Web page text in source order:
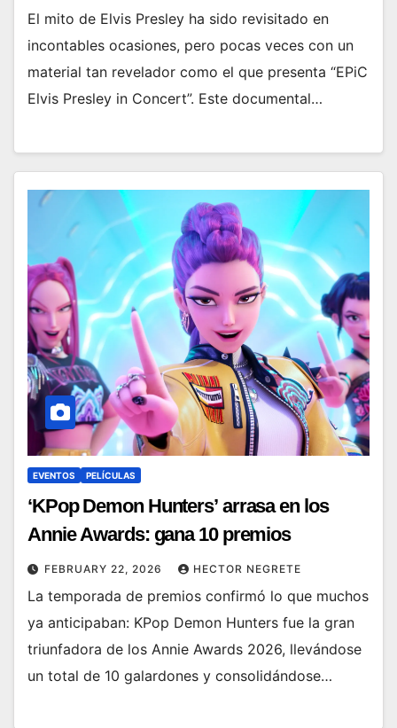
El mito de Elvis Presley ha sido revisitado en
incontables ocasiones, pero pocas veces con un
material tan revelador como el que presenta “EPiC
Elvis Presley in Concert”. Este documental…
EVENTOS PELÍCULAS
‘KPop Demon Hunters’ arrasa en los
Annie Awards: gana 10 premios
FEBRUARY 22, 2026 HECTOR NEGRETE
La temporada de premios confirmó lo que muchos
ya anticipaban: KPop Demon Hunters fue la gran
triunfadora de los Annie Awards 2026, llevándose
un total de 10 galardones y consolidándose…